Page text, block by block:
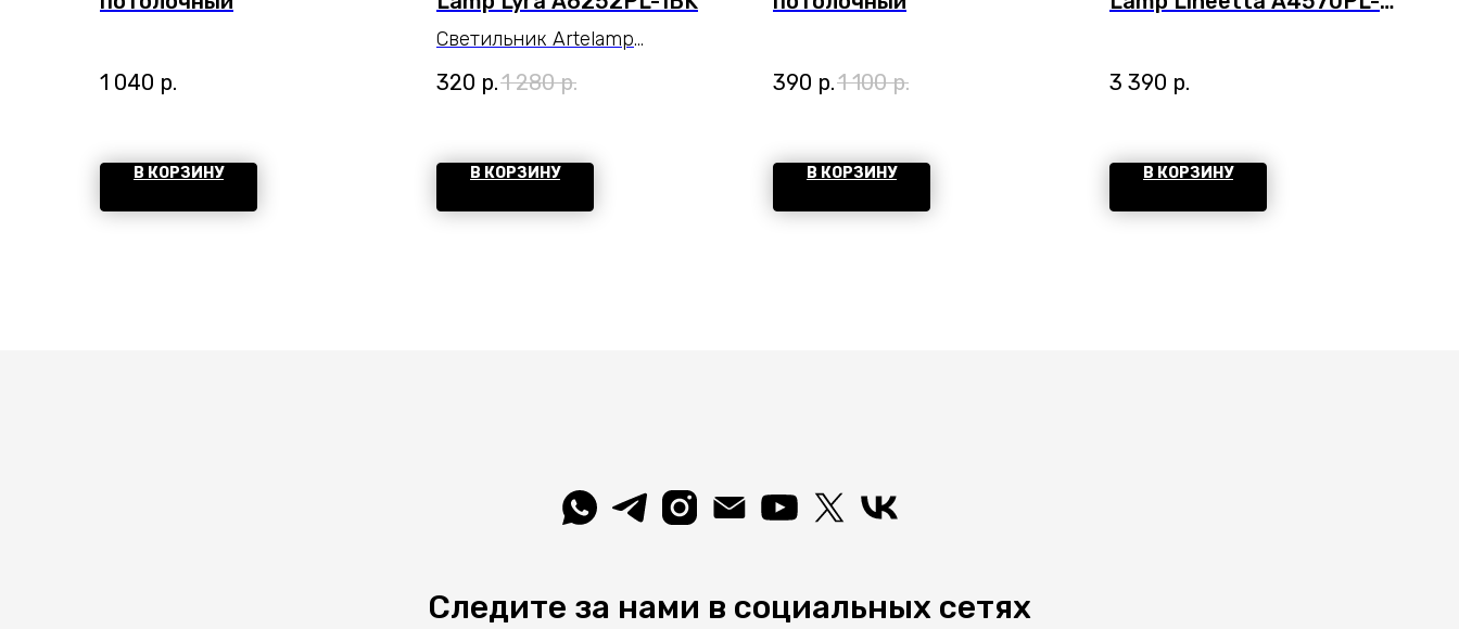
1 040 р.
В КОРЗИНУ
Светильник Artelamp
A6252PL-1BK серии Lyra.
Подчеркнет стиль помещения.
Параметры пылевлагозащиты
IP — 20. Форма
цилиндрическая. Материал/
320 р.1 280 р.
В КОРЗИНУ
390 р.1 100 р.
В КОРЗИНУ
3 390 р.
В КОРЗИНУ
Следите за нами в социальных сетях